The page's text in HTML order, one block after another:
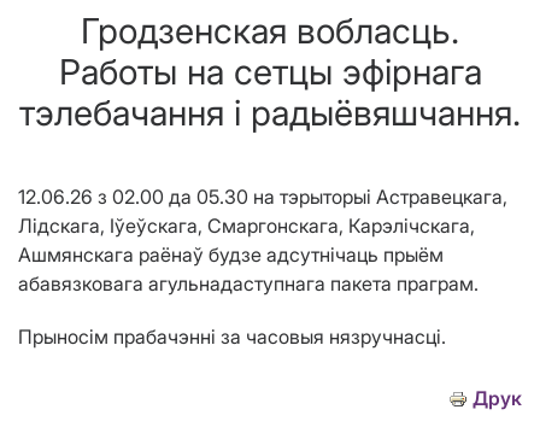
Гродзенская вобласць.
Работы на сетцы эфірнага
тэлебачання і радыёвяшчання.
12.06.26 з 02.00 да 05.30 на тэрыторыi Астравецкага,
Лідскага, Іўеўскага, Смаргонскага, Карэлічскага,
Ашмянскага раёнаў будзе адсутнічаць прыём
абавязковага агульнадаступнага пакета праграм.
Прыносім прабачэнні за часовыя нязручнасці.
Друк